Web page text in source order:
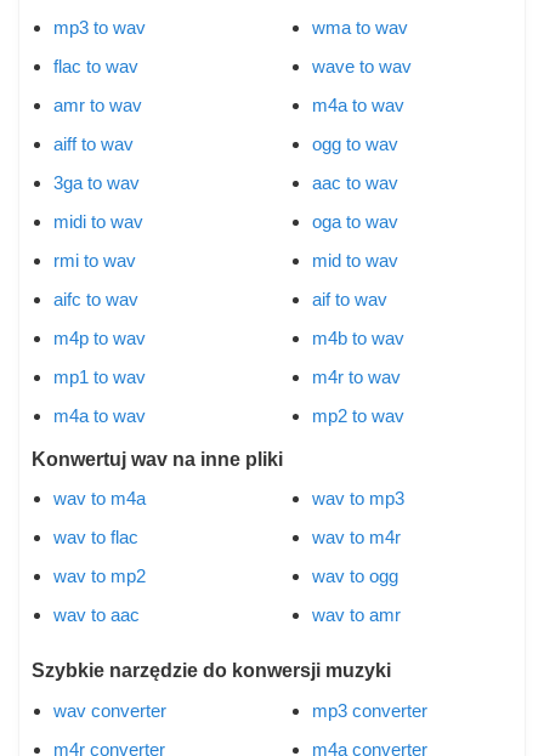
mp3 to wav
flac to wav
amr to wav
aiff to wav
3ga to wav
midi to wav
rmi to wav
aifc to wav
m4p to wav
mp1 to wav
m4a to wav
wma to wav
wave to wav
m4a to wav
ogg to wav
aac to wav
oga to wav
mid to wav
aif to wav
m4b to wav
m4r to wav
mp2 to wav
Konwertuj wav na inne pliki
wav to m4a
wav to flac
wav to mp2
wav to aac
wav to mp3
wav to m4r
wav to ogg
wav to amr
Szybkie narzędzie do konwersji muzyki
wav converter
m4r converter
mp3 converter
m4a converter